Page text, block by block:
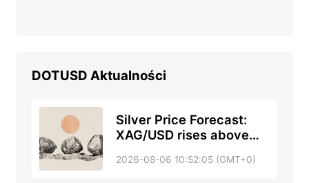
DOTUSD Aktualności
Silver Price Forecast:
XAG/USD rises above
inflation concerns
2026-08-06 10:52:05 (GMT+0)